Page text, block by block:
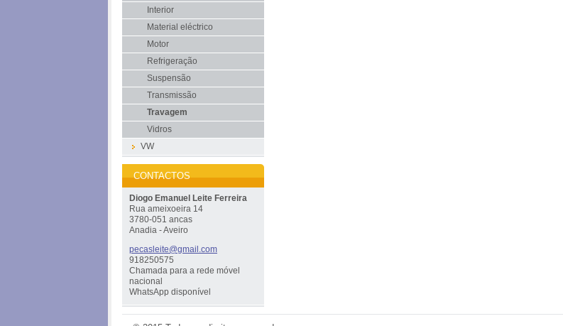
Interior
Material eléctrico
Motor
Refrigeração
Suspensão
Transmissão
Travagem
Vidros
VW
CONTACTOS
Diogo Emanuel Leite Ferreira
Rua ameixoeira 14
3780-051 ancas
Anadia - Aveiro
pecasleite@gmail .com
918250575
Chamada para a rede móvel
nacional
WhatsApp disponível